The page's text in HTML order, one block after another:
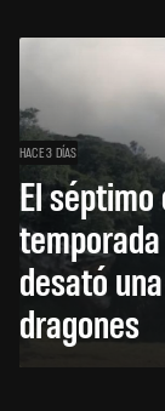
HACE 3 DÍAS
El
desató
dragones